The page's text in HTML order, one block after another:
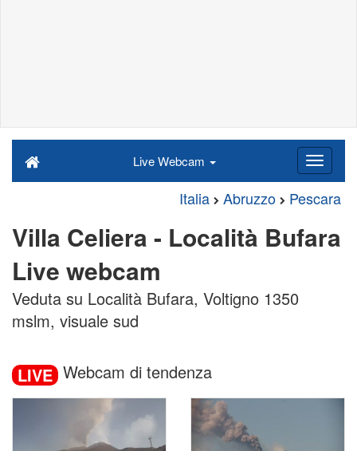
Live Webcam
Italia Abruzzo Pescara
Villa Celiera - Località Bufara
Live webcam
Veduta su Località Bufara, Voltigno 1350
mslm, visuale sud
LIVE Webcam di tendenza